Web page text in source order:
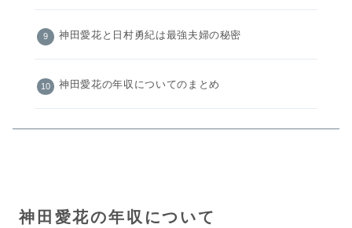
神田愛花と日村勇紀は最強夫婦の秘密
神田愛花の年収についてのまとめ
神田愛花の年収について